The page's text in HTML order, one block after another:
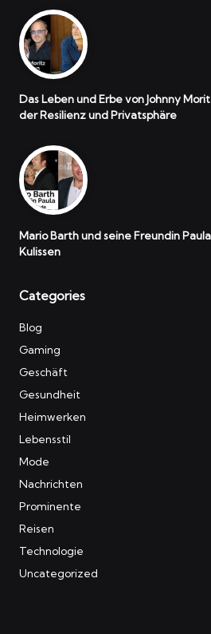
Das Leben und Erbe von Johnny
der Resilienz und Privatsphäre
Mario Barth und seine Freundin
Kulissen
Categories
Blog
Gaming
Geschäft
Gesundheit
Heimwerken
Lebensstil
Mode
Nachrichten
Prominente
Reisen
Technologie
Uncategorized